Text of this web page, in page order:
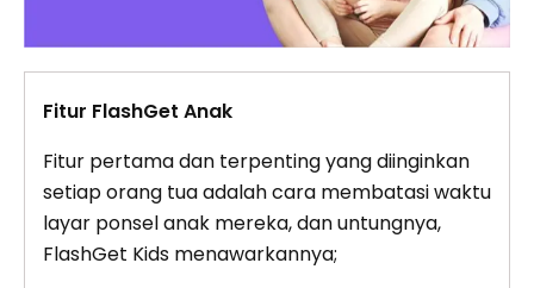
Fitur FlashGet Anak
Fitur pertama dan terpenting yang diinginkan
setiap orang tua adalah cara membatasi waktu
layar ponsel anak mereka, dan untungnya,
FlashGet Kids menawarkannya;